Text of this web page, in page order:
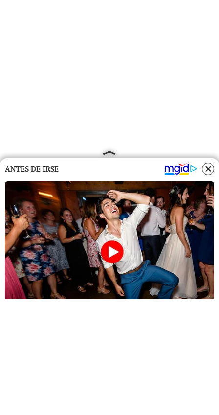
ANTES DE IRSE